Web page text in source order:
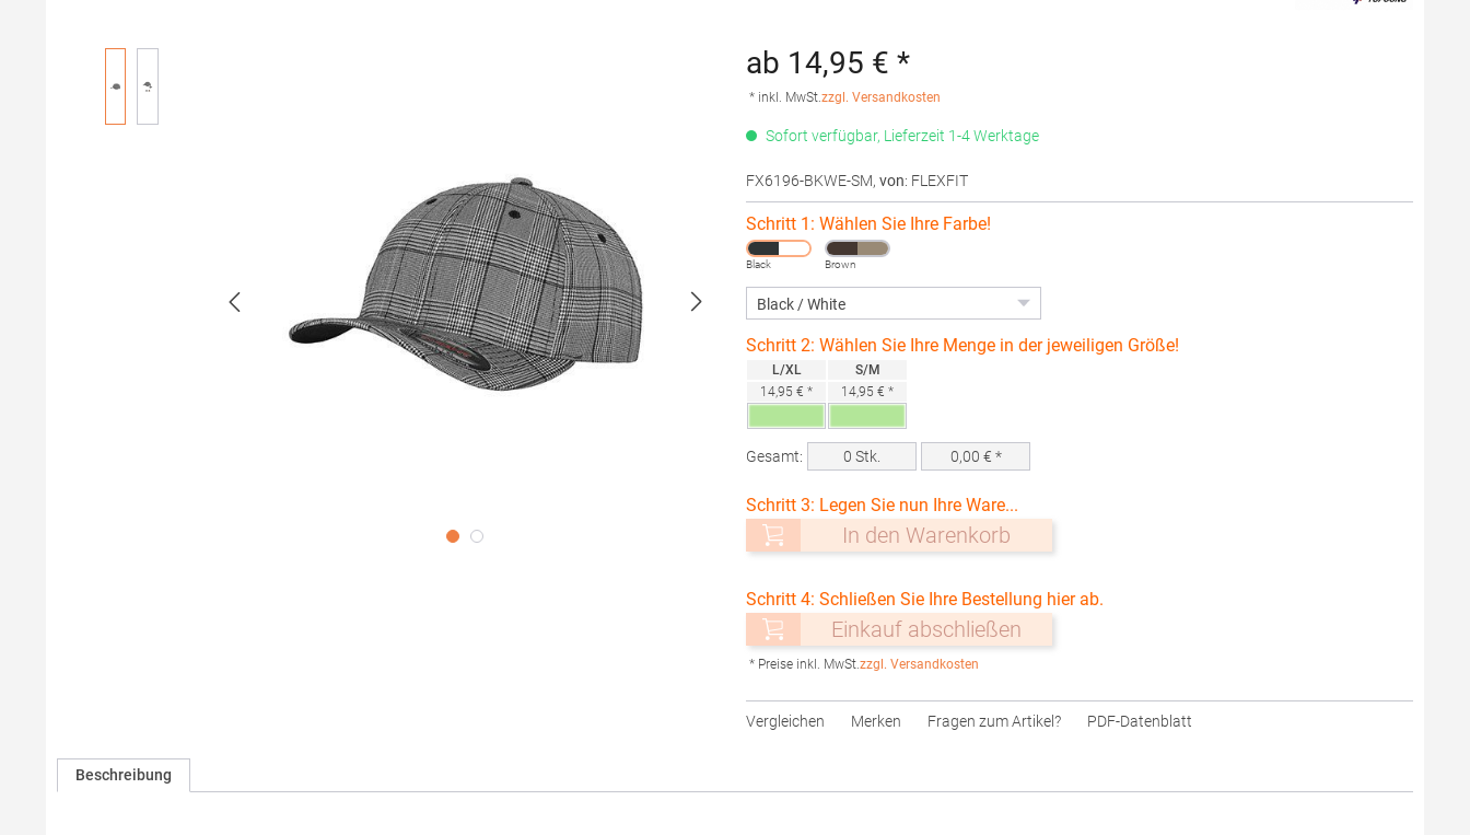
ab 14,95 € *
* inkl. MwSt.zzgl. Versandkosten
Sofort verfügbar, Lieferzeit 1-4 Werktage
FX6196-BKWE-SM, von: FLEXFIT
Schritt 1: Wählen Sie Ihre Farbe!
Black Brown
Schritt 2: Wählen Sie Ihre Menge in der jeweiligen Größe!
L/XL
14,95 € *
S/M
14,95 € *
Gesamt: 0 Stk. 0,00 € *
Schritt 3: Legen Sie nun Ihre Ware...
In den Warenkorb
Schritt 4: Schließen Sie Ihre Bestellung hier ab.
Einkauf abschließen
* Preise inkl. MwSt.zzgl. Versandkosten
Vergleichen Merken Fragen zum Artikel? PDF-Datenblatt
Beschreibung